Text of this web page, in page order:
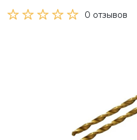
0 отзывов